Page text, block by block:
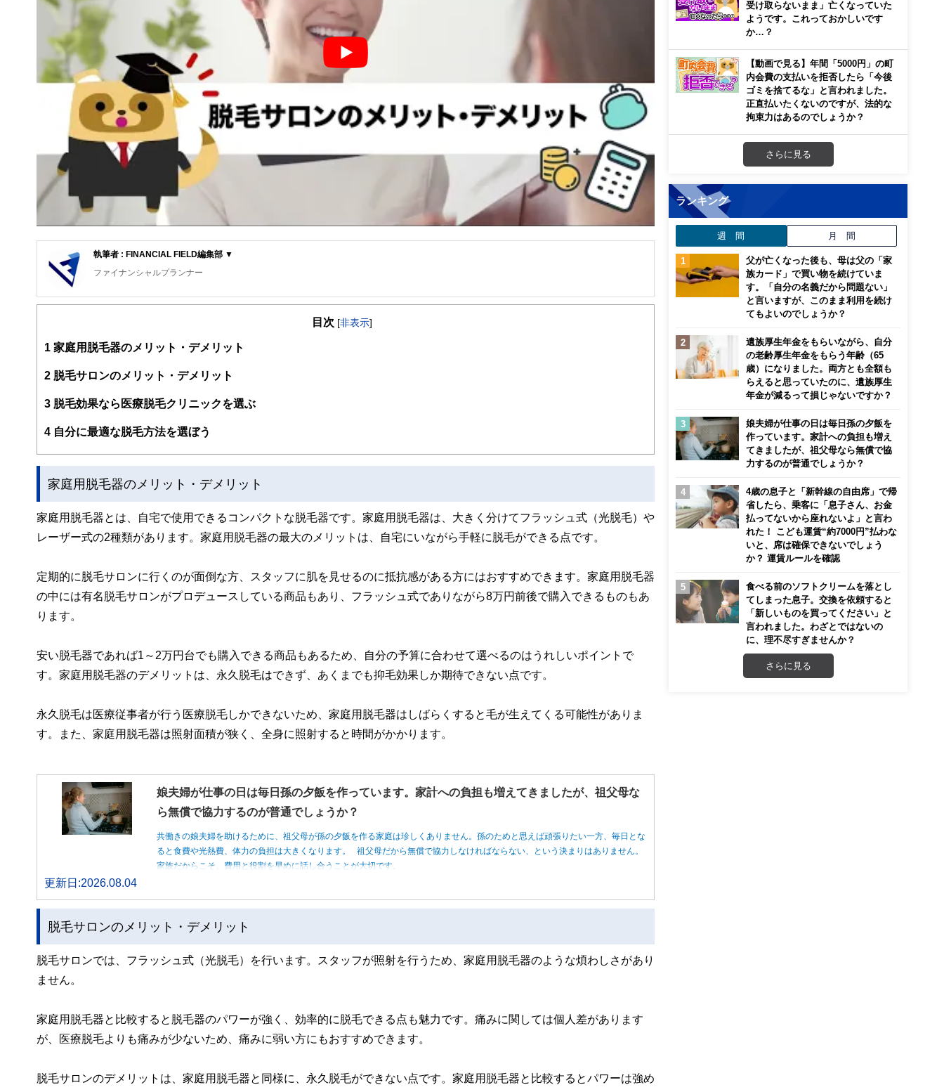
執筆者 : FINANCIAL FIELD編集部 ▼
ファイナンシャルプランナー
FinancialField編集部は、金融、経済に関する記事を、日々の暮らしにどのような影響を与えるかという視点で、お金の知識がない方でも理解でき
案から記事掲載まですべての工程に関わることで、読者目線のコンテンツを追求しています。
FinancialFieldの特徴は、ファイナンシャルプランナー、弁護士、税理士、宅地建物取引士、相続診断士、住宅ローンアドバイザー、DCプランナ
ー、公認会計士、社会保険労務士、行政書士、投資アナリスト、キャリアコンサルタントなど150名以上の有資格者を執筆者・監修者として迎
と、読み応えのあるコンテンツと確かな情報発信を実現しています。
私たちは、快適でより良い生活のアイデアを提供するお金のコンシェルジュを目指します。
目次 [非表示]
1 家庭用脱毛器のメリット・デメリット
2 脱毛サロンのメリット・デメリット
3 脱毛効果なら医療脱毛クリニックを選ぶ
4 自分に最適な脱毛方法を選ぼう
家庭用脱毛器のメリット・デメリット
家庭用脱毛器とは、自宅で使用できるコンパクトな脱毛器です。家庭用脱毛器は、大きく分けてフラッシュ式（光脱毛）や
レーザー式の2種類があります。家庭用脱毛器の最大のメリットは、自宅にいながら手軽に脱毛ができる点です。
定期的に脱毛サロンに行くのが面倒な方、スタッフに肌を見せるのに抵抗感がある方にはおすすめできます。家庭用脱毛器
の中には有名脱毛サロンがプロデュースしている商品もあり、フラッシュ式でありながら8万円前後で購入できるものもあ
ります。
安い脱毛器であれば1～2万円台でも購入できる商品もあるため、自分の予算に合わせて選べるのはうれしいポイントで
す。家庭用脱毛器のデメリットは、永久脱毛はできず、あくまでも抑毛効果しか期待できない点です。
永久脱毛は医療従事者が行う医療脱毛しかできないため、家庭用脱毛器はしばらくすると毛が生えてくる可能性がありま
す。また、家庭用脱毛器は照射面積が狭く、全身に照射すると時間がかかります。
娘夫婦が仕事の日は毎日孫の夕飯を作っています。家計への負担も増えてきましたが、祖父母な
ら無償で協力するのが普通でしょうか？
共働きの娘夫婦を助けるために、祖父母が孫の夕飯を作る家庭は珍しくありません。孫のためと思えば頑張りたい一方、毎日とな
ると食費や光熱費、体力の負担は大きくなります。 祖父母だから無償で協力しなければならない、という決まりはありません。
家族だからこそ、費用と役割を早めに話し合うことが大切です。
更新日:2026.08.04
脱毛サロンのメリット・デメリット
脱毛サロンでは、フラッシュ式（光脱毛）を行います。スタッフが照射を行うため、家庭用脱毛器のような煩わしさがあり
ません。
家庭用脱毛器と比較すると脱毛器のパワーが強く、効率的に脱毛できる点も魅力です。痛みに関しては個人差があります
が、医療脱毛よりも痛みが少ないため、痛みに弱い方にもおすすめできます。
脱毛サロンのデメリットは、家庭用脱毛器と同様に、永久脱毛ができない点です。家庭用脱毛器と比較するとパワーは強め
受け取らないまま」亡くなっていた
ようです。これっておかしいです
か…？
【動画で見る】年間「5000円」の町
内会費の支払いを拒否したら「今後
ゴミを捨てるな」と言われました。
正直払いたくないのですが、法的な
拘束力はあるのでしょうか？
さらに見る
ランキング
週 間 月 間
父が亡くなった後も、母は父の「家
族カード」で買い物を続けていま
す。「自分の名義だから問題ない」
と言いますが、このまま利用を続け
てもよいのでしょうか？
遺族厚生年金をもらいながら、自分
の老齢厚生年金をもらう年齢（65
歳）になりました。両方とも全額も
らえると思っていたのに、遺族厚生
年金が減るって損じゃないですか？
娘夫婦が仕事の日は毎日孫の夕飯を
作っています。家計への負担も増え
てきましたが、祖父母なら無償で協
力するのが普通でしょうか？
4歳の息子と「新幹線の自由席」で帰
省したら、乗客に「息子さん、お金
払ってないから座れないよ」と言わ
れた！ こども運賃“約7000円”払わな
いと、席は確保できないでしょう
か？ 運賃ルールを確認
食べる前のソフトクリームを落とし
てしまった息子。交換を依頼すると
「新しいものを買ってください」と
言われました。わざとではないの
に、理不尽すぎませんか？
さらに見る